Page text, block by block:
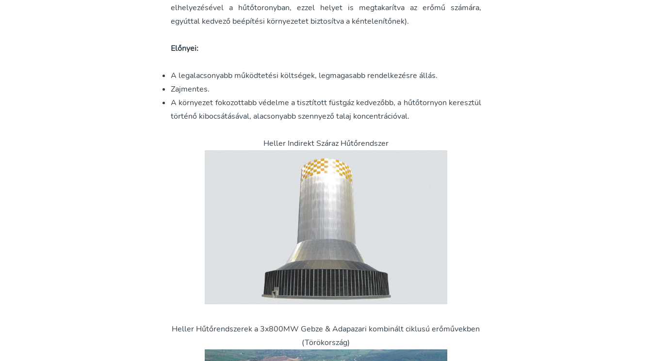
elhelyezésével a hűtőtoronyban, ezzel helyet is megtakarítva az erőmű számára,
egyúttal kedvező beépítési környezetet biztosítva a kéntelenítőnek).
Előnyei:
A legalacsonyabb működtetési költségek, legmagasabb rendelkezésre állás.
Zajmentes.
A környezet fokozottabb védelme a tisztított füstgáz kedvezőbb, a hűtőtornyon keresztül
történő kibocsátásával, alacsonyabb szennyező talaj koncentrációval.
Heller Indirekt Száraz Hűtőrendszer
Heller Hűtőrendszerek a 3x800MW Gebze & Adapazari kombinált ciklusú erőművekben
(Törökország)